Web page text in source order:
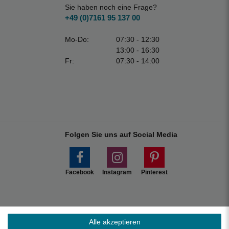
Sie haben noch eine Frage?
+49 (0)7161 95 137 00
Mo-Do:
07:30 - 12:30
13:00 - 16:30
Fr:
07:30 - 14:00
Folgen Sie uns auf Social Media
Facebook Instagram Pinterest
Alle akzeptieren